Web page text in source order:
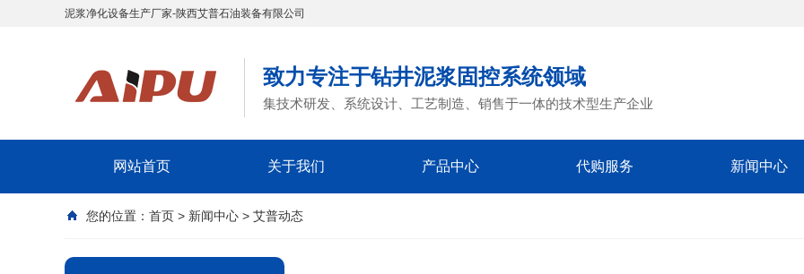
泥浆净化设备生产厂家-陕西艾普石油装备有限公司
致力专注于钻井泥浆固控系统领域
集技术研发、系统设计、工艺制造、销售于一体的技术型生产企业
网站首页 关于我们 产品中心 代购服务 新闻中心
您的位置： 首页 > 新闻中心 > 艾普动态